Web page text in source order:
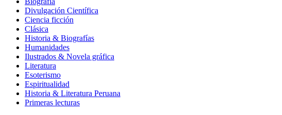
Divulgación Científica
Ciencia ficción
Clásica
Historia & Biografías
Humanidades
Ilustrados & Novela gráfica
Literatura
Esoterismo
Espiritualidad
Historia & Literatura Peruana
Primeras lecturas